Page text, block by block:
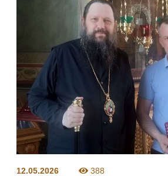
12.05.2026 388